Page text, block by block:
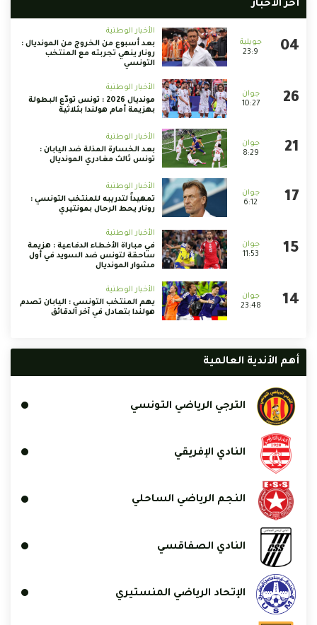
أخر الأخبار
23:9
الأخبار الوطنية
بعد أسبوع من الخروج من المونديال :
رونار ينهي تجربته مع المنتخب
التونسي
10:27
الأخبار الوطنية
مونديال 2026 : تونس تودّع البطولة
بهزيمة أمام هولندا بثلاثية
8:29
الأخبار الوطنية
بعد الخسارة المذلة ضد اليابان :
تونس ثالث مغادري المونديال
6:12
الأخبار الوطنية
تمهيداً لتدريبه للمنتخب التونسي :
رونار يحط الرحال بمونتيري
11:53
الأخبار الوطنية
في مباراة الأخطاء الدفاعية : هزيمة
ساحقة لتونس ضد السويد في أول
مشوار المونديال
23:48
الأخبار الوطنية
يهم المنتخب التونسي : اليابان تصدم
هولندا بتعادل في آخر الدقائق
أهم الأندية العالمية
الترجي الرياضي التونسي
النادي الإفريقي
النجم الرياضي الساحلي
النادي الصفاقسي
الإتحاد الرياضي المنستيري